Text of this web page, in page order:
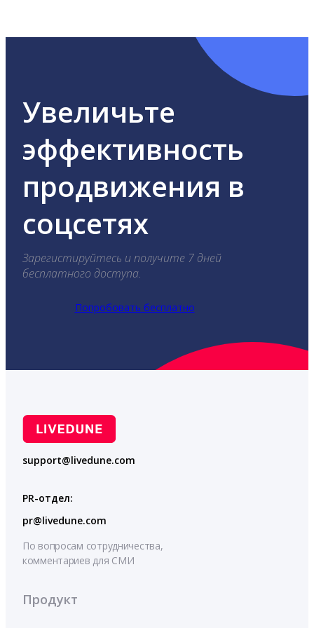
Увеличьте
эффективность
продвижения в
соцсетях
Зарегистируйтесь и получите 7 дней
бесплатного доступа.
Попробовать бесплатно
support@livedune.com
PR-отдел:
pr@livedune.com
По вопросам сотрудничества,
комментариев для СМИ
Продукт